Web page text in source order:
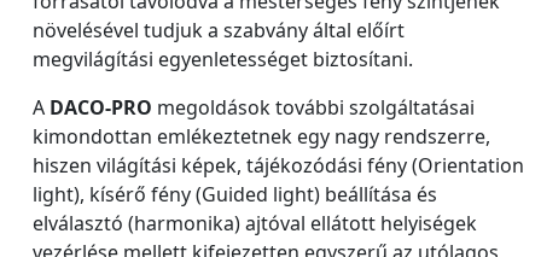
növelésével tudjuk a szabvány által előírt
megvilágítási egyenletességet biztosítani.
A DACO-PRO megoldások további szolgáltatásai
kimondottan emlékeztetnek egy nagy rendszerre,
hiszen világítási képek, tájékozódási fény (Orientation
light), kísérő fény (Guided light) beállítása és
elválasztó (harmonika) ajtóval ellátott helyiségek